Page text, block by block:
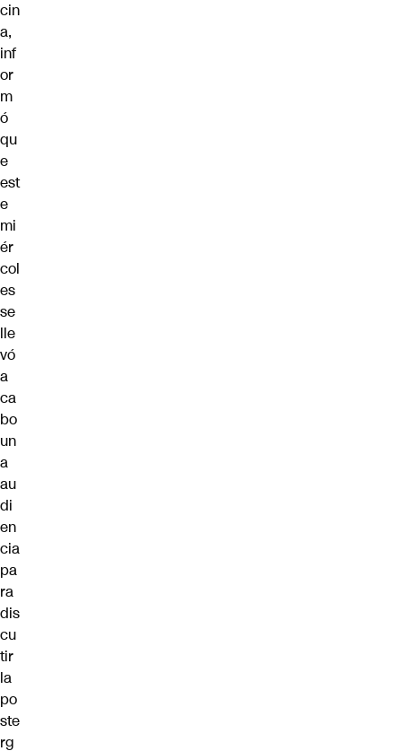
cin
a,
inf
or
m
ó
qu
e
est
e
mi
ér
col
es
se
lle
vó
a
ca
bo
un
a
au
di
en
cia
pa
ra
dis
cu
tir
la
po
ste
rg